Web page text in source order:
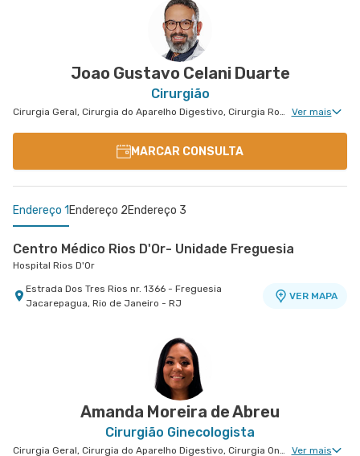
Avenida Atlantica nr. 4240 2° Andar Sala 230 -
Copacabana, Rio de Janeiro - RJ
Joao Gustavo Celani Duarte
Cirurgião
Cirurgia Geral, Cirurgia do Aparelho Digestivo, Cirurgia Robótica do Aparelho Digestivo, Cirurgia Robótica Geral, Cirurgia Oncológica do Aparelho Digestivo, Cirurgia Robótica Oncológica Ver mais
MARCAR CONSULTA
Endereço 1 Endereço 2Endereço 3
Centro Médico Rios D'Or- Unidade Freguesia
Hospital Rios D'Or
Estrada Dos Tres Rios nr. 1366 - Freguesia
Jacarepagua, Rio de Janeiro - RJ
VER MAPA
Avenida Nelson Mufarrej nr. 255 1° Andar - Barra
da Tijuca, Rio de Janeiro - RJ
Avenida Das Americas nr. 4666 3° Andar Centro
Médico 1 - Salas 302 A2 - Barra da Tijuca, Rio de
Amanda Moreira de Abreu
Cirurgião Ginecologista
Cirurgia Geral, Cirurgia do Aparelho Digestivo, Cirurgia Oncológica Ginecológica, Cirurgia Oncológica Ver mais